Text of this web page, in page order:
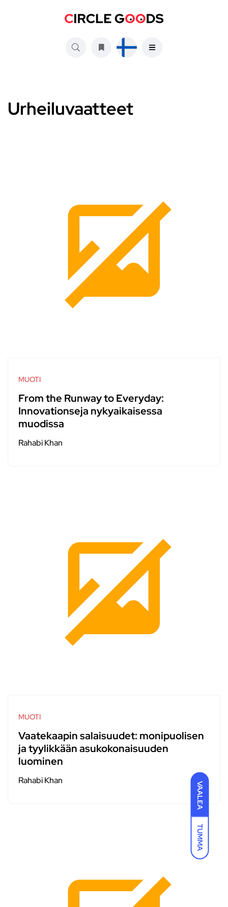
VAALEA
TUMMA
Urheiluvaatteet
MUOTI
From the Runway to Everyday:
Innovationseja nykyaikaisessa
muodissa
Rahabi Khan
MUOTI
Vaatekaapin salaisuudet: monipuolisen
ja tyylikkään asukokonaisuuden
luominen
Rahabi Khan